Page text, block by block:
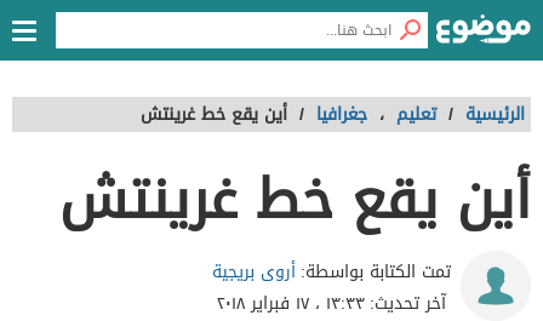
الرئيسية / تعليم ، جغرافيا / أين يقع خط غرينتش
أين يقع خط غرينتش
تمت الكتابة بواسطة:أروى بريجية
آخر تحديث:١٣:٣٣ ، ١٧ فبراير ٢٠١٨